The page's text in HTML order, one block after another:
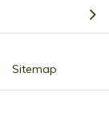
Sitemap